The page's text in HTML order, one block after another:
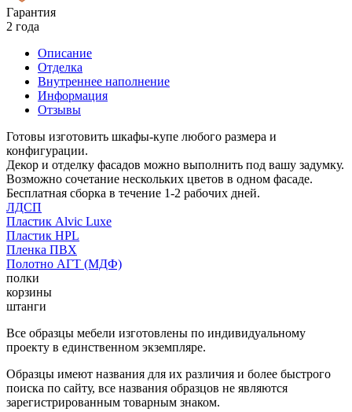
Гарантия
2 года
Описание
Отделка
Внутреннее наполнение
Информация
Отзывы
Готовы изготовить шкафы-купе любого размера и
конфигурации.
Декор и отделку фасадов можно выполнить под вашу задумку.
Возможно сочетание нескольких цветов в одном фасаде.
Бесплатная сборка в течение 1-2 рабочих дней.
ЛДСП
Пластик Alvic Luxe
Пластик HPL
Пленка ПВХ
Полотно АГТ (МДФ)
полки
корзины
штанги
Все образцы мебели изготовлены по индивидуальному
проекту в единственном экземпляре.
Образцы имеют названия для их различия и более быстрого
поиска по сайту, все названия образцов не являются
зарегистрированным товарным знаком.